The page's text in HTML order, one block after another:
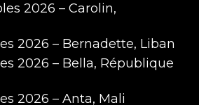
2026 – Carolin,
2026 – Bernadette, Liban
2026 – Bella, République
2026 – Anta, Mali